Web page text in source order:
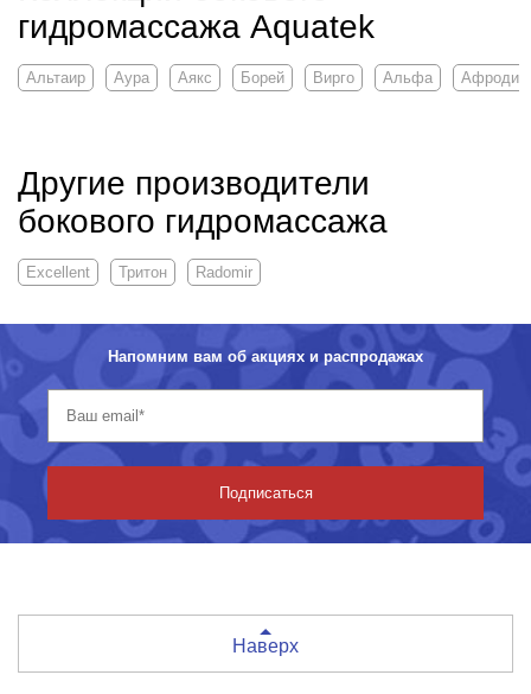
гидромассажа Aquatek
Альтаир Аура Аякс Борей Вирго Альфа
Другие производители
бокового гидромассажа
Excellent Тритон Radomir
Напомним вам об акциях и распродажах
Подписаться
Наверх